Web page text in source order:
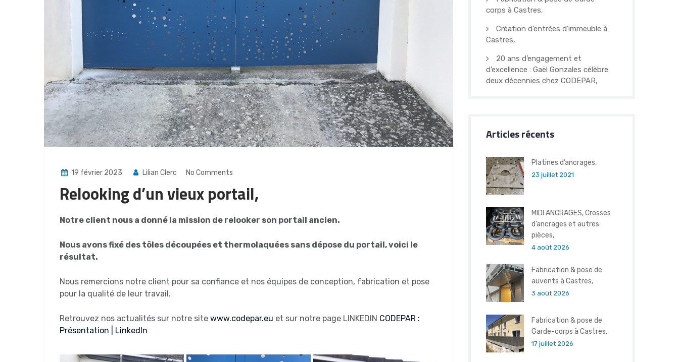
19 février 2023 Lilian Clerc No Comments
Relooking d’un vieux portail,
Notre client nous a donné la mission de relooker son portail ancien.
Nous avons fixé des tôles découpées et thermolaquées sans dépose du portail, voici le
résultat.
Nous remercions notre client pour sa confiance et nos équipes de conception, fabrication et pose
pour la qualité de leur travail.
Retrouvez nos actualités sur notre site www.codepar.eu et sur notre page LINKEDIN CODEPAR :
Présentation | LinkedIn
corps à Castres,
Création d’entrées d’immeuble à
Castres,
20 ans d’engagement et
d’excellence : Gaël Gonzales célèbre
deux décennies chez CODEPAR,
Articles récents
Platines d’ancrages,
23 juillet 2021
MIDI ANCRAGES, Crosses
d’ancrages et autres
pièces,
4 août 2026
Fabrication & pose de
auvents à Castres,
3 août 2026
Fabrication & pose de
Garde-corps à Castres,
17 juillet 2026